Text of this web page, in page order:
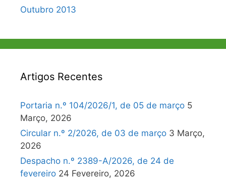
Outubro 2013
Artigos Recentes
Portaria n.º 104/2026/1, de 05 de março 5
Março, 2026
Circular n.º 2/2026, de 03 de março 3 Março,
2026
Despacho n.º 2389-A/2026, de 24 de
fevereiro 24 Fevereiro, 2026